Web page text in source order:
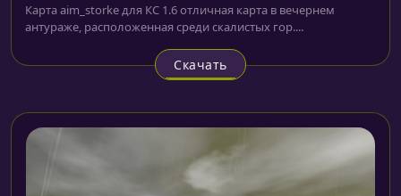
Карта aim_storke для КС 1.6 отличная карта в вечернем
антураже, расположенная среди скалистых гор....
Скачать